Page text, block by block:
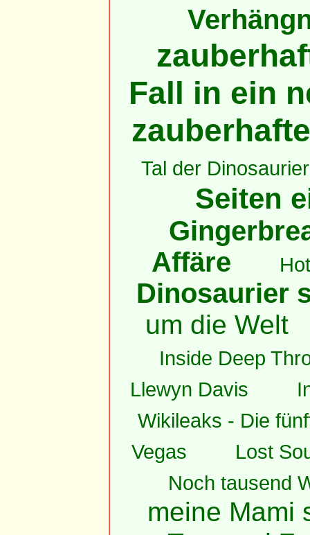
Fall in ein
Tal der Dinosaurier
Seiten
Affäre
Dinosaurier
um die Welt
Inside Deep
Llewyn Davis
Wikileaks - Die
Vegas
Lost
Noch tausend
meine Mami